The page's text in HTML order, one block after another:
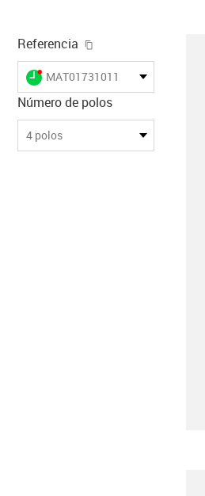
Referencia
igus-icon-lieferzeit-dot
MAT01731011
Número de polos
4 polos